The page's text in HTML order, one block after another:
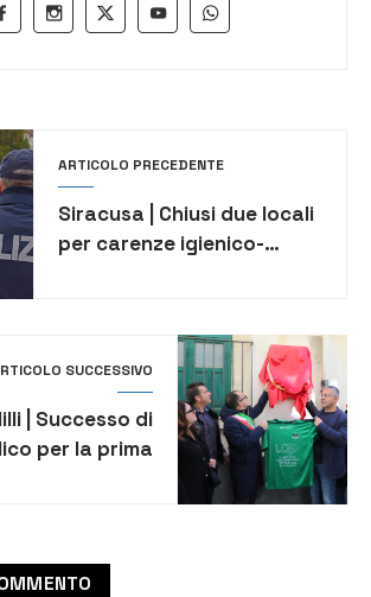
ARTICOLO PRECEDENTE
Siracusa | Chiusi due locali
per carenze igienico-
sull’impatto acustico
SUCCESSIVO
| Successo di
per la prima